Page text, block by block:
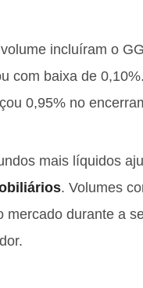
incluíram o
com baixa de
0,95% no
mais líquidos
. Volumes
mercado durante a